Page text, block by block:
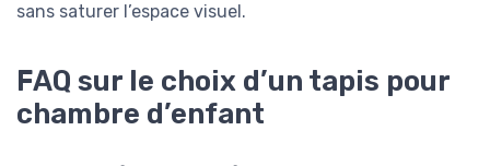
sans saturer l’espace visuel.
FAQ sur le choix d’un tapis pour
chambre d’enfant